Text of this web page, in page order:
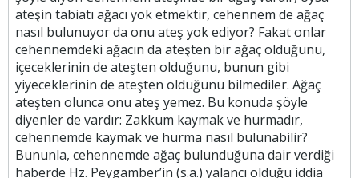
ateşin tabiatı ağacı yok etmektir, cehennem de ağaç
nasıl bulunuyor da onu ateş yok ediyor? Fakat onlar
cehennemdeki ağacın da ateşten bir ağaç olduğunu,
içeceklerinin de ateşten olduğunu, bunun gibi
yiyeceklerinin de ateşten olduğunu bilmediler. Ağaç
ateşten olunca onu ateş yemez. Bu konuda şöyle
diyenler de vardır: Zakkum kaymak ve hurmadır,
cehennemde kaymak ve hurma nasıl bulunabilir?
Bununla, cehennemde ağaç bulunduğuna dair verdiği
haberde Hz. Peygamber’in (s.a.) yalancı olduğu iddia